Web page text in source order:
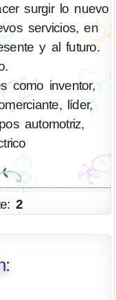
surgir lo nuevo
servicios, en
y al futuro.
como inventor,
líder,
automotriz,
2